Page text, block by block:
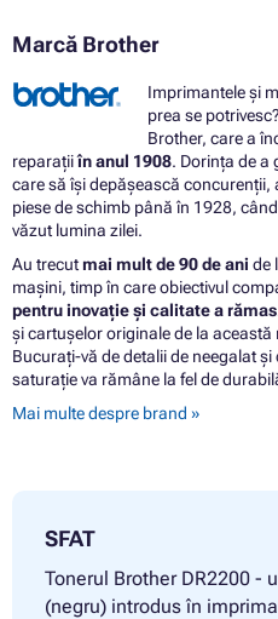
Toner BROTHER HL-2280DW
Toner BROTHER MFC-7360
Toner BROTHER MFC-7360N
Toner BROTHER MFC-7360NE
Toner BROTHER MFC-7460
Toner BROTHER MFC-7460DN
Toner BROTHER MFC-7470
Toner BROTHER MFC-7470D
Toner BROTHER MFC-7860
Toner BROTHER MFC-7860DN
Toner BROTHER MFC-7860DW
Marcă Brother
Imprimantele și
prea se
Brother, care a
reparațiiîn anul 1908. Dorința de a
care să își depășească
piese de schimb până în 1928,
văzut lumina zilei.
Au trecutmai mult de 90 de ani de
mașini, timp în care obiectivul
pentru inovație și calitate a rămas
și cartușelor originale de la
Bucurați-vă de detalii de neegalat
saturație va rămâne la fel de
Mai multe despre brand »
SFAT
Tonerul Brother DR2200 -
(negru) introdus în